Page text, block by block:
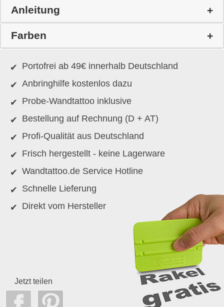
Anleitung
Farben
Portofrei ab 49€ innerhalb Deutschland
Anbringhilfe kostenlos dazu
Probe-Wandtattoo inklusive
Bestellung auf Rechnung (D + AT)
Profi-Qualität aus Deutschland
Frisch hergestellt - keine Lagerware
Wandtattoo.de Service Hotline
Schnelle Lieferung
Direkt vom Hersteller
Jetzt teilen